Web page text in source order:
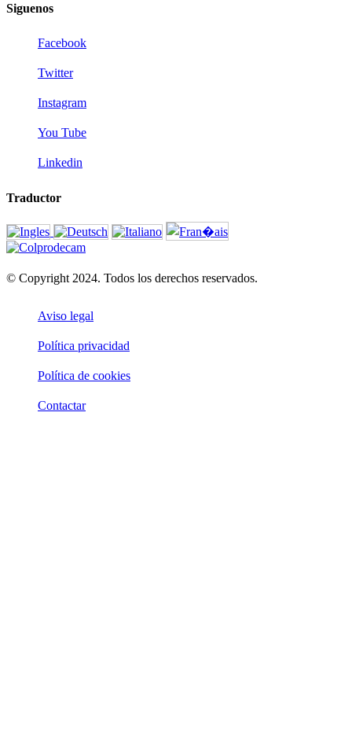
Siguenos
Facebook
Twitter
Instagram
You Tube
Linkedin
Traductor
© Copyright 2024. Todos los derechos reservados.
Aviso legal
Política privacidad
Política de cookies
Contactar